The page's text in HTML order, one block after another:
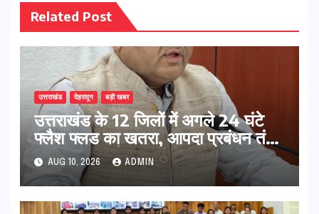
Related Post
उत्तराखंड देहरादून बड़ी खबर
उत्तराखंड के 12 जिलों में अगले 24 घंटे
फ्लैश फ्लड का खतरा, आपदा प्रबंधन तंत्र
पूरी तरह अलर्ट
AUG 10, 2026 ADMIN